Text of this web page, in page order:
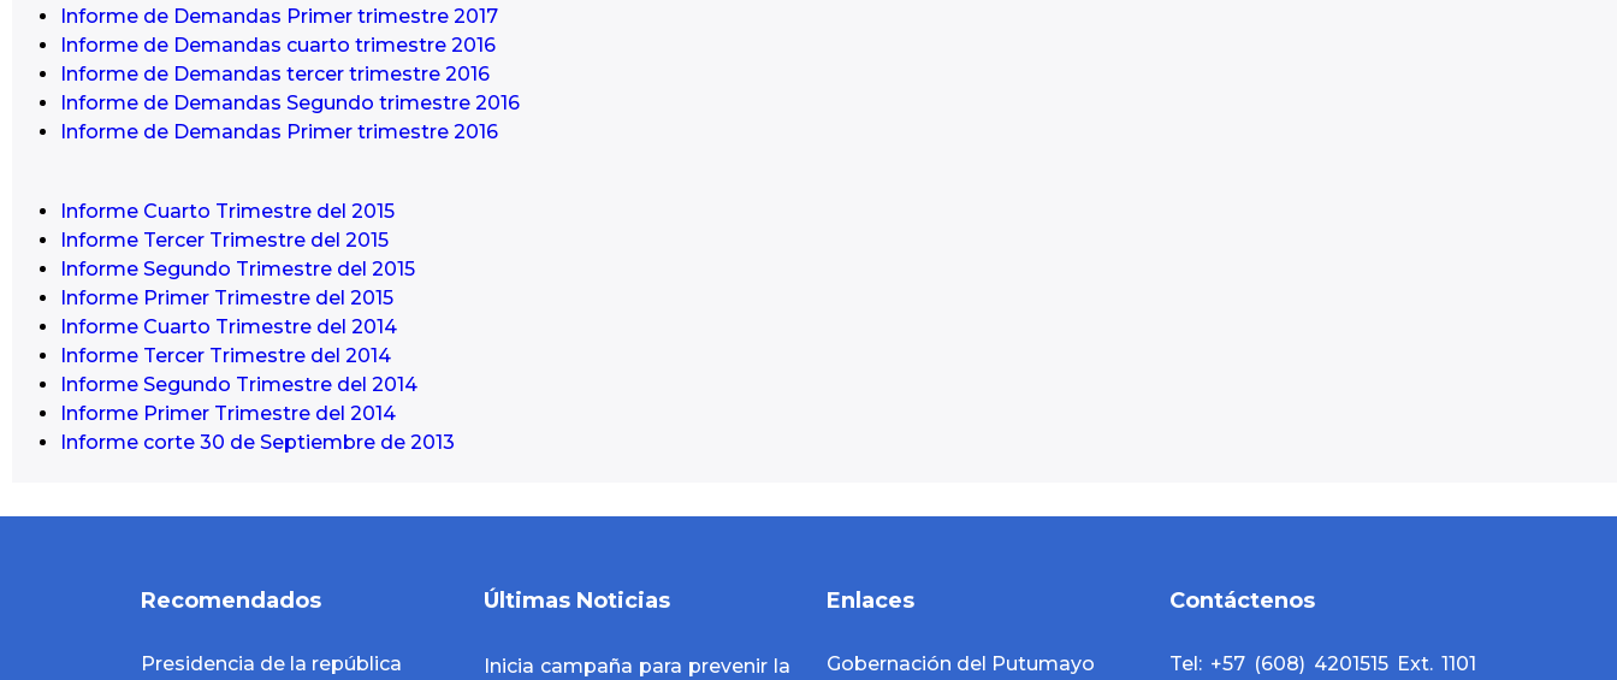
Informe de Demandas Primer trimestre 2017
Informe de Demandas cuarto trimestre 2016
Informe de Demandas tercer trimestre 2016
Informe de Demandas Segundo trimestre 2016
Informe de Demandas Primer trimestre 2016
Informe Cuarto Trimestre del 2015
Informe Tercer Trimestre del 2015
Informe Segundo Trimestre del 2015
Informe Primer Trimestre del 2015
Informe Cuarto Trimestre del 2014
Informe Tercer Trimestre del 2014
Informe Segundo Trimestre del 2014
Informe Primer Trimestre del 2014
Informe corte 30 de Septiembre de 2013
Recomendados
Presidencia de la república
Últimas Noticias
Inicia campaña para prevenir la
Enlaces
Gobernación del Putumayo
Contáctenos
Tel: +57 (608) 4201515 Ext. 1101